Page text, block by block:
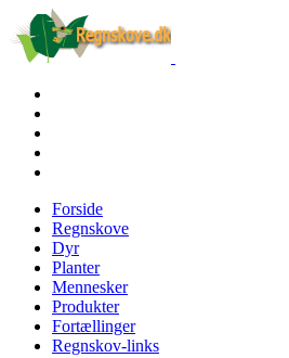
Forside
Regnskove
Dyr
Planter
Mennesker
Produkter
Fortællinger
Regnskov-links